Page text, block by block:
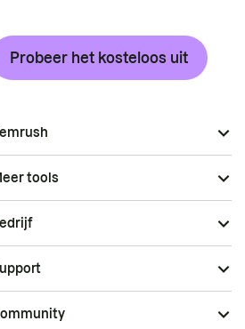
Probeer het kosteloos uit
tools